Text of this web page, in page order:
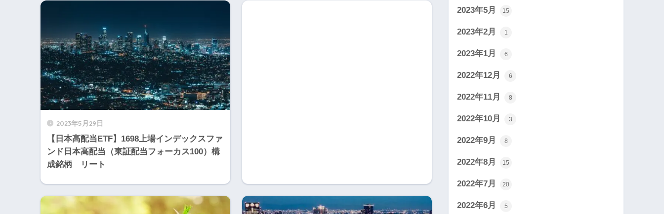
2023年5月29日
【日本高配当ETF】1698上場インデックスファ
ンド日本高配当（東証配当フォーカス100）構
成銘柄 リート
2023年5月 15
2023年2月 1
2023年1月 6
2022年12月 6
2022年11月 8
2022年10月 3
2022年9月 8
2022年8月 15
2022年7月 20
2022年6月 5